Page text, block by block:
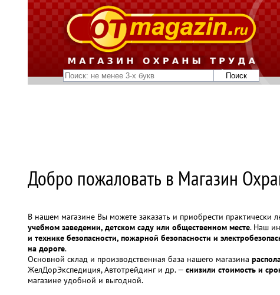
Добро пожаловать в Магазин
В нашем магазине Вы можете заказать и приобрести
учебном заведении, детском саду или общественном месте. Наш
и технике безопасности, пожарной безопасности и
на дороге.
Основной склад и производственная база нашего магазина
ЖелДорЭкспедиция, Автотрейдинг и др. — снизили стоимость и
магазине удобной и выгодной.